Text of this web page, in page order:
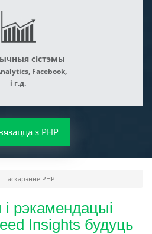
сістэмы
Facebook,
і г.д.
з PHP
Паскарэнне PHP
рэкамендацыі
Insights будуць